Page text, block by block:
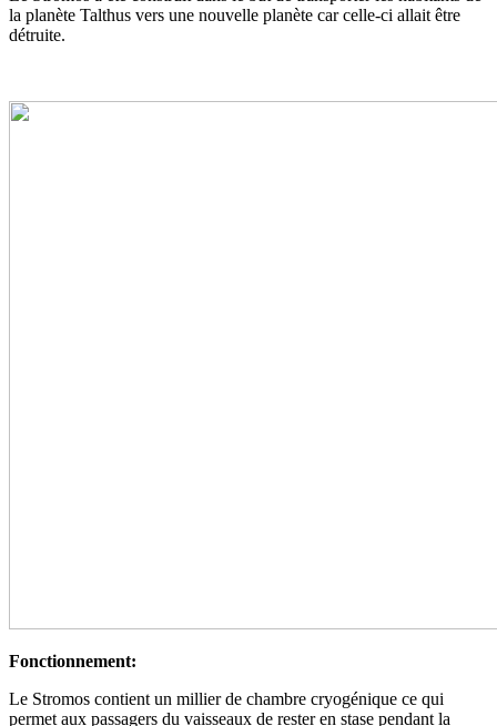
la planète Talthus vers une nouvelle planète car celle-ci allait être
détruite.
Fonctionnement:
Le Stromos contient un millier de chambre cryogénique ce qui
permet aux passagers du vaisseaux de rester en stase pendant la